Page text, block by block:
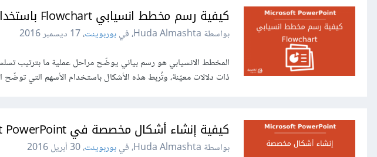
كيفية رسم مخطط انسيابي Flowchart باستخدام PowerPoint
بواسطة Huda Almashta، في بوربوينت،17 ديسمبر 2016
المخطط الانسيابي هو رسم بياني يوضّح مراحل عملية ما بترتيب
ذات دلالات معيّنة، وتُربط هذه الأشكال باستخدام الأسهم التي
كيفية إنشاء أشكال مخصصة في Microsoft PowerPoint
بواسطة Huda Almashta، في بوربوينت،30 أبريل 2016